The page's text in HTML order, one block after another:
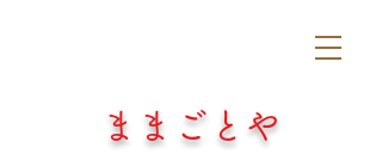
​ままごとや